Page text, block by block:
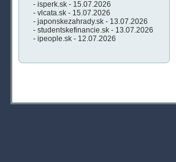
- isperk.sk - 15.07.2026
- vlcata.sk - 15.07.2026
- japonskezahrady.sk - 13.07.2026
- studentskefinancie.sk - 13.07.2026
- ipeople.sk - 12.07.2026